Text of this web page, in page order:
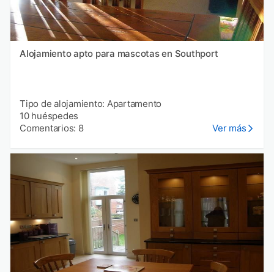
Alojamiento apto para mascotas en Southport
Tipo de alojamiento: Apartamento
10 huéspedes
Comentarios: 8
Ver más